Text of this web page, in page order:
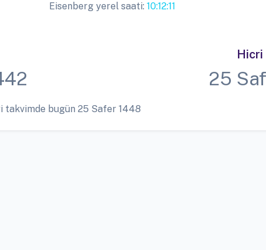
Eisenberg yerel saati: 10:12:11
Hicri
25
takvimde bugün 25 Safer 1448